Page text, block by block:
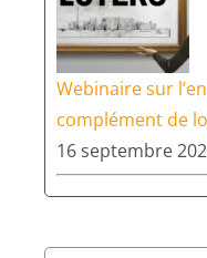
Webinaire sur
complément de
16 septembre